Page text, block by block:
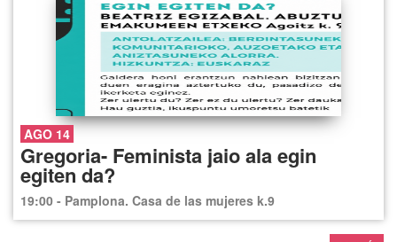
AGO 14
Gregoria- Feminista jaio ala egin
egiten da?
19:00 - Pamplona. Casa de las mujeres k.9